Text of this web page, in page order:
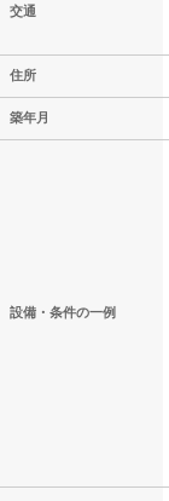
交通
住所
築年月
設備・条件の一例